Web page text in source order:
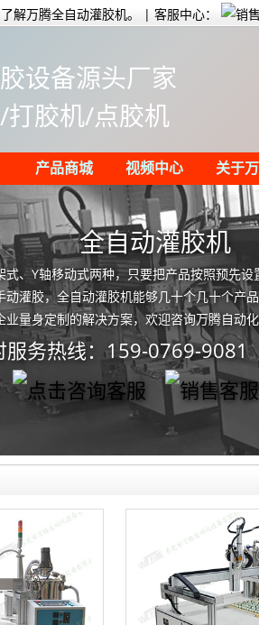
解万腾全自动灌胶机。 | 客服中心：
设备源头厂家
打胶机/点胶机
产品商城 视频中心 关于
全自动灌胶机
、Y轴移动式两种，只要把产品按照预先
灌胶，全自动灌胶机能够几十个几十个产
量身定制的解决方案，欢迎咨询万腾自动
服务热线：159-0769-9081